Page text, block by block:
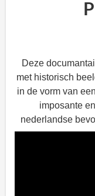
Deze
met historisch
in de vorm van
imposante
nederlandse